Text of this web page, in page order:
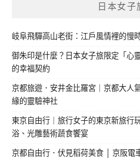
日本女子
岐阜飛驒高山老街：江戶風情裡的慢
御朱印是什麼？日本女子旅限定「心
的幸福契約
京都旅遊．安井金比羅宮｜京都大人
緣的靈驗神社
東京自由行｜旅行女子的東京新旅行
浴、光雕藝術蔬食饗宴
京都自由行．伏見稻荷美食 │ 京阪電